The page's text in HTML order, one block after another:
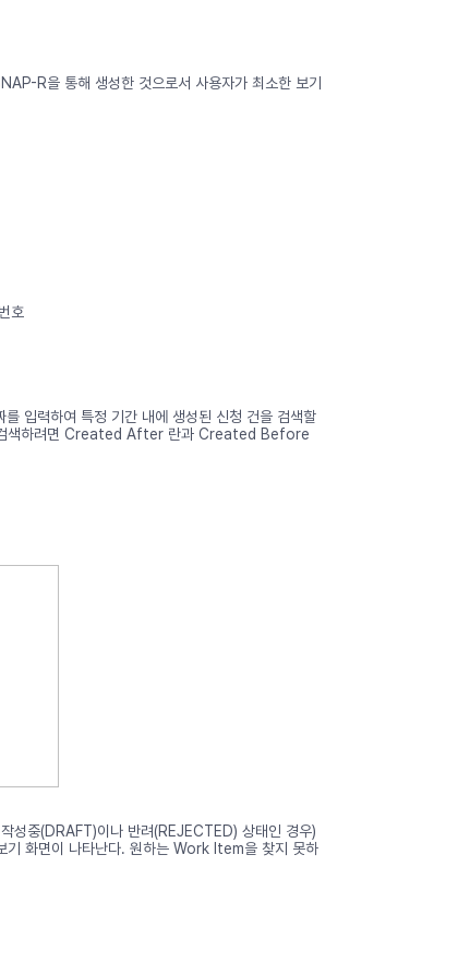
R을 통해 생성한 것으로서 사용자가 최소한 보기
호
력하여 특정 기간 내에 생성된 신청 건을 검색할
검색하려면 Created After 란과 Created Before
성중(DRAFT)이나 반려(REJECTED) 상태인 경우)
화면이 나타난다. 원하는 Work Item을 찾지 못하